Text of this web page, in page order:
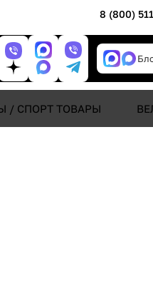
8 (800)
/ СПОРТ ТОВАРЫ